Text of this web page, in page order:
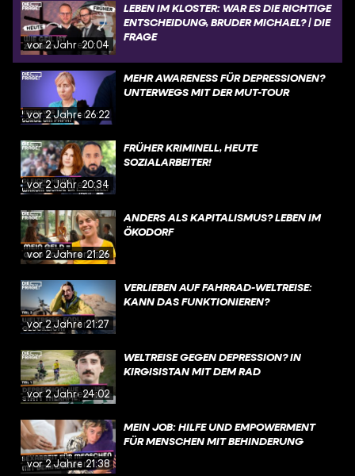
vor 2 Jahren20:04
LEBEN IM KLOSTER: WAR ES DIE RICHTIGE
ENTSCHEIDUNG, BRUDER MICHAEL? | DIE
FRAGE
vor 2 Jahren26:22
MEHR AWARENESS FÜR DEPRESSIONEN?
UNTERWEGS MIT DER MUT-TOUR
vor 2 Jahren20:34
FRÜHER KRIMINELL, HEUTE
SOZIALARBEITER!
vor 2 Jahren21:26
ANDERS ALS KAPITALISMUS? LEBEN IM
ÖKODORF
vor 2 Jahren21:27
VERLIEBEN AUF FAHRRAD-WELTREISE:
KANN DAS FUNKTIONIEREN?
vor 2 Jahren24:02
WELTREISE GEGEN DEPRESSION? IN
KIRGISISTAN MIT DEM RAD
vor 2 Jahren21:38
MEIN JOB: HILFE UND EMPOWERMENT
FÜR MENSCHEN MIT BEHINDERUNG